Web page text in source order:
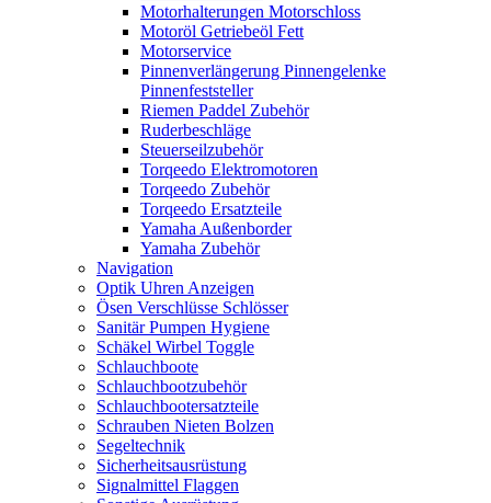
Motorhalterungen Motorschloss
Motoröl Getriebeöl Fett
Motorservice
Pinnenverlängerung Pinnengelenke
Pinnenfeststeller
Riemen Paddel Zubehör
Ruderbeschläge
Steuerseilzubehör
Torqeedo Elektromotoren
Torqeedo Zubehör
Torqeedo Ersatzteile
Yamaha Außenborder
Yamaha Zubehör
Navigation
Optik Uhren Anzeigen
Ösen Verschlüsse Schlösser
Sanitär Pumpen Hygiene
Schäkel Wirbel Toggle
Schlauchboote
Schlauchbootzubehör
Schlauchbootersatzteile
Schrauben Nieten Bolzen
Segeltechnik
Sicherheitsausrüstung
Signalmittel Flaggen